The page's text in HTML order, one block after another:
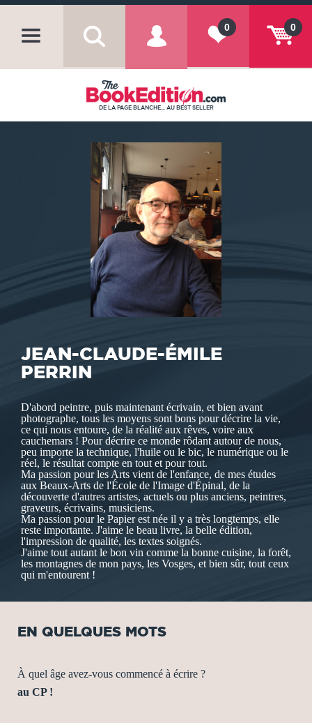
0
0
DE LA PAGE BLANCHE... AU BEST SELLER
JEAN-CLAUDE-ÉMILE
PERRIN
D'abord peintre, puis maintenant écrivain, et bien avant
photographe, tous les moyens sont bons pour décrire la vie,
ce qui nous entoure, de la réalité aux rêves, voire aux
cauchemars ! Pour décrire ce monde rôdant autour de nous,
peu importe la technique, l'huile ou le bic, le numérique ou le
réel, le résultat compte en tout et pour tout.
Ma passion pour les Arts vient de l'enfance, de mes études
aux Beaux-Arts de l'École de l'Image d'Épinal, de la
découverte d'autres artistes, actuels ou plus anciens, peintres,
graveurs, écrivains, musiciens.
Ma passion pour le Papier est née il y a très longtemps, elle
reste importante. J'aime le beau livre, la belle édition,
l'impression de qualité, les textes soignés.
J'aime tout autant le bon vin comme la bonne cuisine, la forêt,
les montagnes de mon pays, les Vosges, et bien sûr, tout ceux
qui m'entourent !
EN QUELQUES MOTS
À quel âge avez-vous commencé à écrire ?
au CP !